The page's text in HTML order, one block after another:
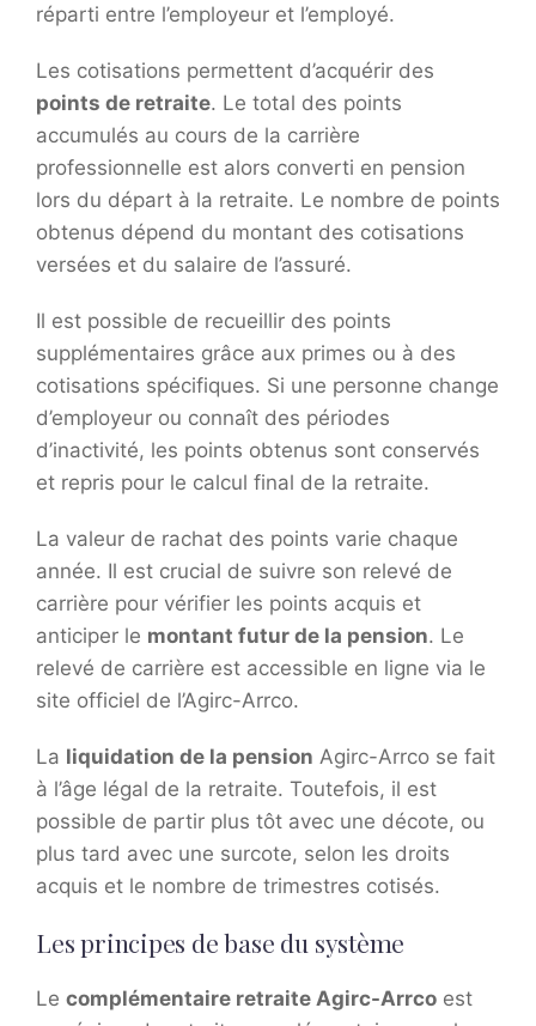
réparti entre l’employeur et l’employé.
Les cotisations permettent d’acquérir des
points de retraite. Le total des points
accumulés au cours de la carrière
professionnelle est alors converti en pension
lors du départ à la retraite. Le nombre de points
obtenus dépend du montant des cotisations
versées et du salaire de l’assuré.
Il est possible de recueillir des points
supplémentaires grâce aux primes ou à des
cotisations spécifiques. Si une personne change
d’employeur ou connaît des périodes
d’inactivité, les points obtenus sont conservés
et repris pour le calcul final de la retraite.
La valeur de rachat des points varie chaque
année. Il est crucial de suivre son relevé de
carrière pour vérifier les points acquis et
anticiper le montant futur de la pension. Le
relevé de carrière est accessible en ligne via le
site officiel de l’Agirc-Arrco.
La liquidation de la pension Agirc-Arrco se fait
à l’âge légal de la retraite. Toutefois, il est
possible de partir plus tôt avec une décote, ou
plus tard avec une surcote, selon les droits
acquis et le nombre de trimestres cotisés.
Les principes de base du système
Le complémentaire retraite Agirc-Arrco est